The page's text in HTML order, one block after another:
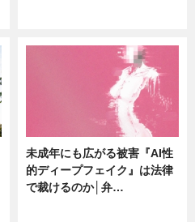
未成年にも広がる被害『AI性
的ディープフェイク』は法律
で裁けるのか│弁…